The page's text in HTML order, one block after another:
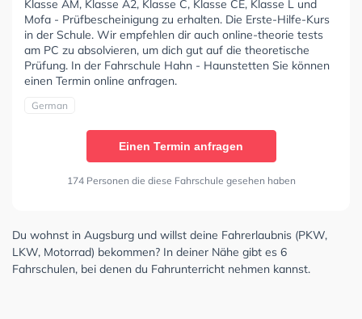
Klasse AM, Klasse A2, Klasse C, Klasse CE, Klasse L und
Mofa - Prüfbescheinigung zu erhalten. Die Erste-Hilfe-Kurs
in der Schule. Wir empfehlen dir auch online-theorie tests
am PC zu absolvieren, um dich gut auf die theoretische
Prüfung. In der Fahrschule Hahn - Haunstetten Sie können
einen Termin online anfragen.
German
Einen Termin anfragen
174 Personen die diese Fahrschule gesehen haben
Du wohnst in Augsburg und willst deine Fahrerlaubnis (PKW,
LKW, Motorrad) bekommen? In deiner Nähe gibt es 6
Fahrschulen, bei denen du Fahrunterricht nehmen kannst.